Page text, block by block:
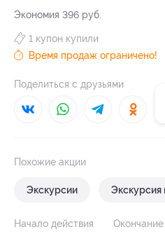
Экономия 396 руб.
1 купон купили
Время продаж ограничено!
Поделиться с друзьями
Похожие акции
Экскурсии Экскурсия
Начало действия Окончание